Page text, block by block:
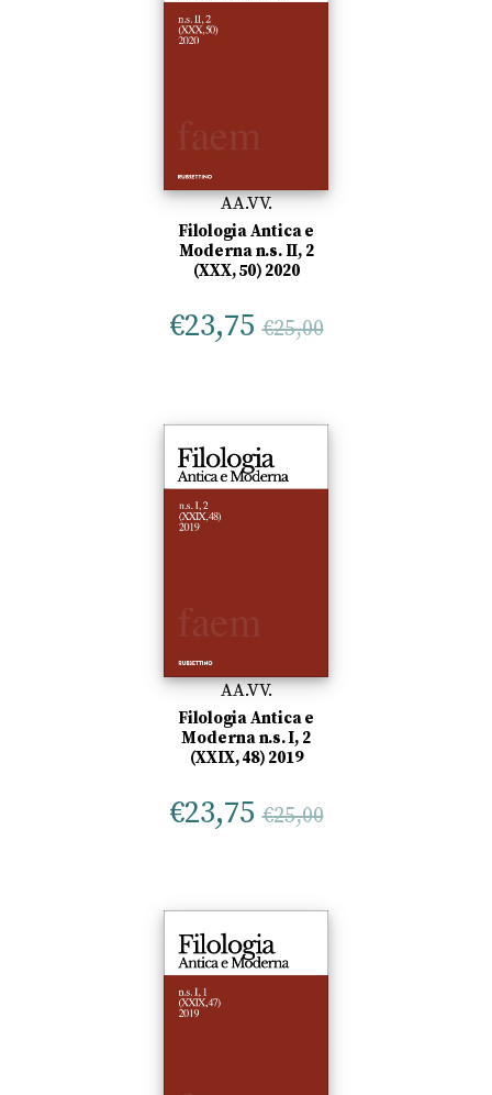
AA.VV.
Filologia Antica e
Moderna n.s. II, 2
(XXX, 50) 2020
€23,75 €25,00
AA.VV.
Filologia Antica e
Moderna n.s. I, 2
(XXIX, 48) 2019
€23,75 €25,00